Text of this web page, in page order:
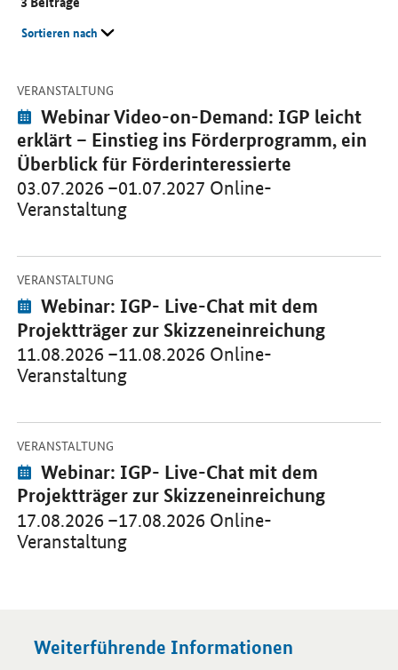
Sortieren nach
Beiträge
VERANSTALTUNG
Veranstaltung:
Webinar Video-on-Demand: IGP leicht
erklärt – Einstieg ins Förderprogramm, ein
Überblick für Förderinteressierte
03.07.2026 –01.07.2027 Online-
Veranstaltung
Öffnet Einzelsicht
VERANSTALTUNG
Veranstaltung:
Webinar: IGP- Live-Chat mit dem
Projektträger zur Skizzeneinreichung
11.08.2026 –11.08.2026 Online-
Veranstaltung
Öffnet Einzelsicht
VERANSTALTUNG
Veranstaltung:
Webinar: IGP- Live-Chat mit dem
Projektträger zur Skizzeneinreichung
17.08.2026 –17.08.2026 Online-
Veranstaltung
Öffnet Einzelsicht
Weiterführende Informationen